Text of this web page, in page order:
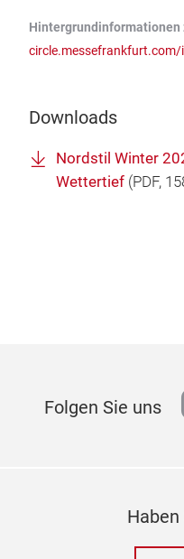
Hintergrundinformationen
Downloads
Nordstil Winter
Wettertief (PDF,
Folgen Sie uns
Haben